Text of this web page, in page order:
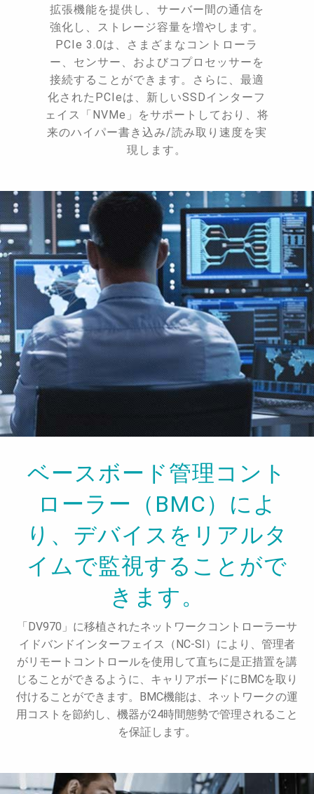
拡張機能を提供し、サーバー間の通信を
強化し、ストレージ容量を増やします。
PCIe 3.0は、さまざまなコントローラ
ー、センサー、およびコプロセッサーを
接続することができます。さらに、最適
化されたPCIeは、新しいSSDインターフ
ェイス「NVMe」をサポートしており、将
来のハイパー書き込み/読み取り速度を実
現します。
ベースボード管理コント
ローラー（BMC）によ
り、デバイスをリアルタ
イムで監視することがで
きます。
「DV970」に移植されたネットワークコントローラーサ
イドバンドインターフェイス（NC-SI）により、管理者
がリモートコントロールを使用して直ちに是正措置を講
じることができるように、キャリアボードにBMCを取り
付けることができます。BMC機能は、ネットワークの運
用コストを節約し、機器が24時間態勢で管理されること
を保証します。